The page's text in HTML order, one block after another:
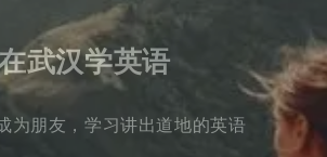
武汉学英语
为朋友，学习讲出道地的英语